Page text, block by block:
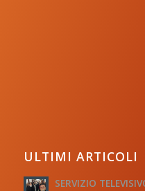
ULTIMI ARTICOLI
SERVIZIO